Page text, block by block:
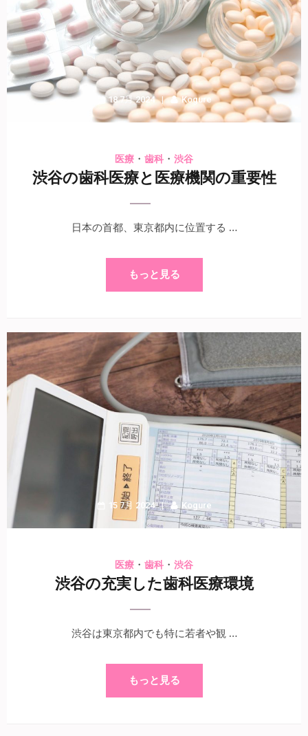
18 7月 2024 Kogure
医療 ・ 歯科 ・ 渋谷
渋谷の歯科医療と医療機関の重要性
日本の首都、東京都内に位置する …
もっと見る
15 7月 2024 Kogure
医療 ・ 歯科 ・ 渋谷
渋谷の充実した歯科医療環境
渋谷は東京都内でも特に若者や観 …
もっと見る